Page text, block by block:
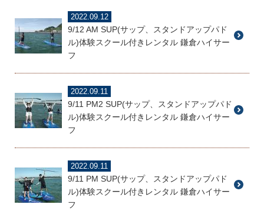
2022.09.12
9/12 AM SUP(サップ、スタンドアップパド
ル)体験スクール付きレンタル 鎌倉ハイサー
フ
2022.09.11
9/11 PM2 SUP(サップ、スタンドアップパド
ル)体験スクール付きレンタル 鎌倉ハイサー
フ
2022.09.11
9/11 PM SUP(サップ、スタンドアップパド
ル)体験スクール付きレンタル 鎌倉ハイサー
フ